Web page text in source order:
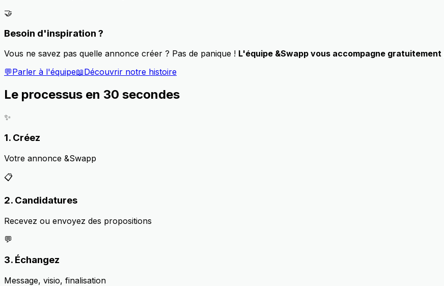
🤝
Besoin d'inspiration ?
Vous ne savez pas quelle annonce créer ? Pas de panique ! L'équipe &Swapp vous accompagne gratuitement
💬Parler à l'équipe📖Découvrir notre histoire
Le processus en 30 secondes
✨
1. Créez
Votre annonce &Swapp
📋
2. Candidatures
Recevez ou envoyez des propositions
💬
3. Échangez
Message, visio, finalisation